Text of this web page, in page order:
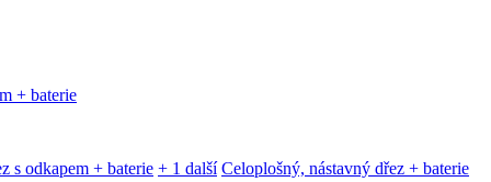
+ baterie
s odkapem + baterie + 1 další Celoplošný, nástavný dřez + baterie